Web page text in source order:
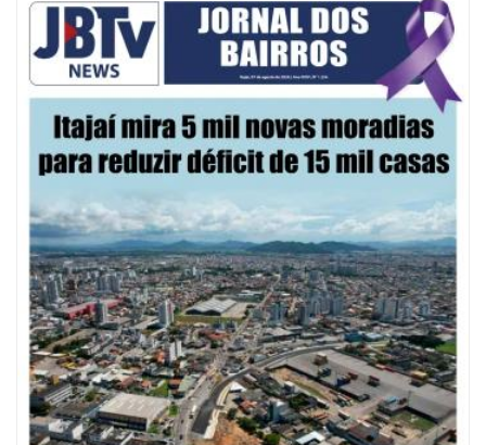
09/08/2026 | 07:00
Defesa Civil de Itajaí apresentará plano de contingência contra El Niño na
ITAJAÍ